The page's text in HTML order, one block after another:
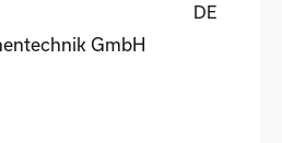
DE
GmbH